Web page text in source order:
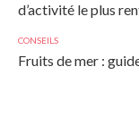
d’activité le plus
CONSEILS
Fruits de mer :